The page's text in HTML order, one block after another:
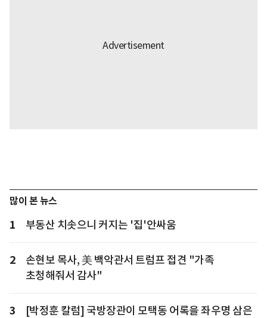
많이 본 뉴스
1 부동산 치솟으니 커지는 '집'안싸움
2
손현보 목사, 美 백악관서 트럼프 접견 "가족
초청해줘서 감사"
3
[박정훈 칼럼] 국방장관이 모택동 어록을 좌우명 삼은